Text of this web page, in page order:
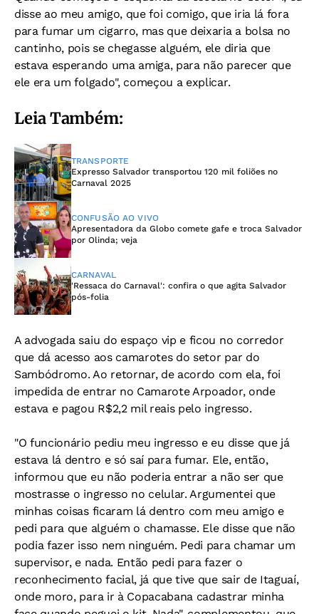
disse ao meu amigo, que foi comigo, que iria lá fora
para fumar um cigarro, mas que deixaria a bolsa no
cantinho, pois se chegasse alguém, ele diria que
estava esperando uma amiga, para não parecer que
ele era um folgado", começou a explicar.
Leia Também:
TRANSPORTE
Expresso Salvador transportou 120 mil foliões no
Carnaval 2025
CONFUSÃO AO VIVO
Apresentadora da Globo comete gafe e troca Salvador
por Olinda; veja
CARNAVAL
'Ressaca do Carnaval': confira o que agita Salvador
pós-folia
A advogada saiu do espaço vip e ficou no corredor
que dá acesso aos camarotes do setor par do
Sambódromo. Ao retornar, de acordo com ela, foi
impedida de entrar no Camarote Arpoador, onde
estava e pagou R$2,2 mil reais pelo ingresso.
"O funcionário pediu meu ingresso e eu disse que já
estava lá dentro e só saí para fumar. Ele, então,
informou que eu não poderia entrar a não ser que
mostrasse o ingresso no celular. Argumentei que
minhas coisas ficaram lá dentro com meu amigo e
pedi para que alguém o chamasse. Ele disse que não
podia fazer isso nem ninguém. Pedi para chamar um
supervisor, e nada. Então pedi para fazer o
reconhecimento facial, já que tive que sair de Itaguaí,
onde moro, para ir à Copacabana cadastrar minha